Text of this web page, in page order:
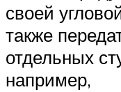
своей
также
отдельных
например,